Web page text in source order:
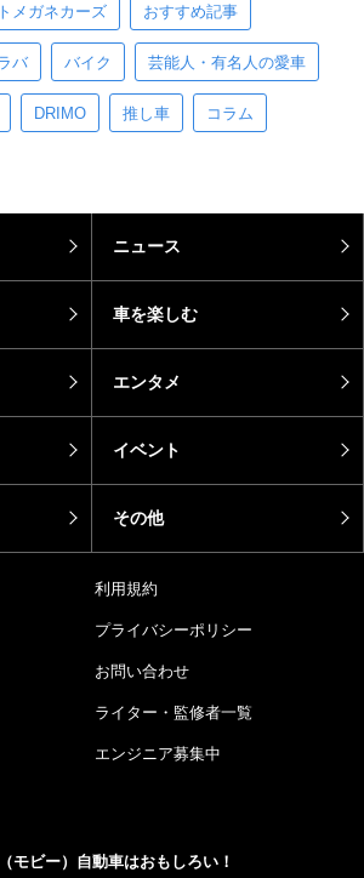
メガネカーズ おすすめ記事
バ バイク 芸能人・有名人の愛車
DRIMO 推し車 コラム
ニュース
車を楽しむ
エンタメ
イベント
その他
利用規約
プライバシーポリシー
お問い合わせ
ライター・監修者一覧
エンジニア募集中
モビー）自動車はおもしろい！